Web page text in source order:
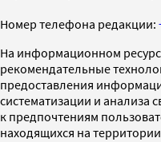
Номер телефона редакции:
На информационном
рекомендательные
предоставления
систематизации и анализа
к предпочтениям
находящихся на